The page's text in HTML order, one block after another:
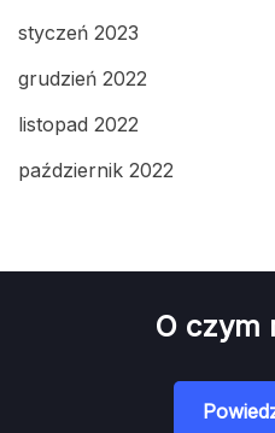
styczeń 2023
grudzień 2022
listopad 2022
październik 2022
O czym